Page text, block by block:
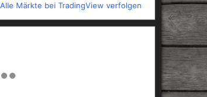
Alle Märkte bei TradingView verfolgen